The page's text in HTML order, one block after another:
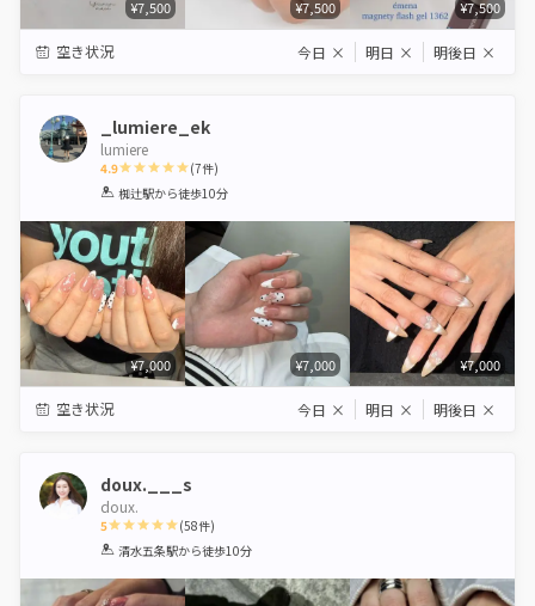
¥7,500 ¥7,500 ¥7,500
空き状況 今日 × 明日 × 明後日 ×
_lumiere_ek
lumiere
4.9
1 2 3 4 5
(7件)
椥辻駅から徒歩10分
¥7,000 ¥7,000 ¥7,000
空き状況 今日 × 明日 × 明後日 ×
doux.___s
doux.
5
1 2 3 4 5
(58件)
清水五条駅から徒歩10分